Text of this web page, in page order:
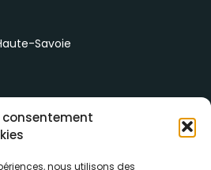
consentement
nous utilisons des
Savoie